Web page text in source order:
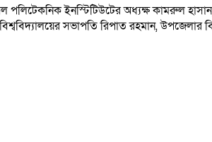
ইনস্টিটিউটের অধ্যক্ষ কামরুল
সভাপতি রিপাত রহমান, উপজেলার